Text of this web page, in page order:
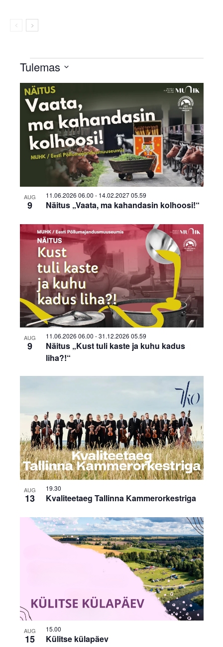
Sündmused
Tulemas
date.
List
of
events
Photo
View
AUG
9 Näitus „Vaata, ma kahandasin kolhoosi!“
11.06.2026 06.00 - 14.02.2027 05.59
AUG
9
Näitus „Kust tuli kaste ja kuhu kadus
liha?!“
11.06.2026 06.00 -31.12.2026 05.59
AUG
13 Kvaliteetaeg Tallinna Kammerorkestriga
19.30
AUG
15 Külitse külapäev
15.00